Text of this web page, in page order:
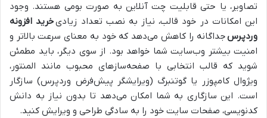
تصاویر، یا حتی قابلیت چت آنلاین به صورت بومی هستند. وجود
این امکانات در خود قالب، نیاز به نصب تعداد زیادیخرید افزونه
وردپرسجداگانه را کاهش می‌دهد که خود به معنای سرعت بالاتر و
امنیت بیشتر وب‌سایت شما خواهد بود. از سوی دیگر، باید مطمئن
شوید که قالب انتخابی با صفحه‌سازهای محبوب مانند المنتور،
ویژوال کامپوزر یا گوتنبرگ (ویرایشگر پیش‌فرض وردپرس) سازگار
است. این سازگاری به شما امکان می‌دهد تا بدون نیاز به دانش
کدنویسی، صفحات سایت خود را به سادگی طراحی و ویرایش کنید.